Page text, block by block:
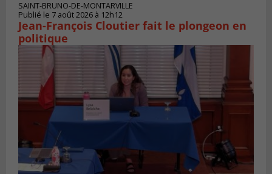
SAINT-BRUNO-DE-MONTARVILLE
Publié le 7 août 2026 à 12h12
Jean-François Cloutier fait le plongeon en
politique